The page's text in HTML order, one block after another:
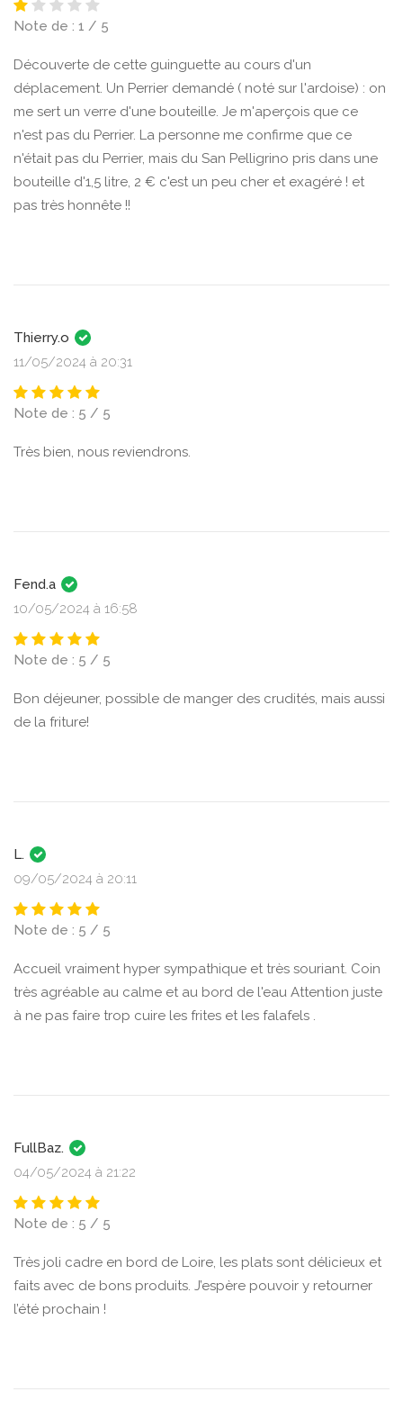
Note de : 1 / 5
Découverte de cette guinguette au cours d'un
déplacement. Un Perrier demandé ( noté sur l'ardoise) : on
me sert un verre d'une bouteille. Je m'aperçois que ce
n'est pas du Perrier. La personne me confirme que ce
n'était pas du Perrier, mais du San Pelligrino pris dans une
bouteille d'1,5 litre, 2 € c'est un peu cher et exagéré ! et
pas très honnête !!
Thierry.o
11/05/2024 à 20:31
Note de : 5 / 5
Très bien, nous reviendrons.
Fend.a
10/05/2024 à 16:58
Note de : 5 / 5
Bon déjeuner, possible de manger des crudités, mais aussi
de la friture!
L.
09/05/2024 à 20:11
Note de : 5 / 5
Accueil vraiment hyper sympathique et très souriant. Coin
très agréable au calme et au bord de l'eau Attention juste
à ne pas faire trop cuire les frites et les falafels .
FullBaz.
04/05/2024 à 21:22
Note de : 5 / 5
Très joli cadre en bord de Loire, les plats sont délicieux et
faits avec de bons produits. J’espère pouvoir y retourner
l’été prochain !